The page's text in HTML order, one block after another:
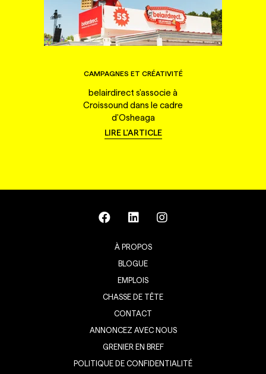
CAMPAGNES ET CRÉATIVITÉ
belairdirect s'associe à
Croissound dans le cadre
d'Osheaga
LIRE L'ARTICLE
À PROPOS
BLOGUE
EMPLOIS
CHASSE DE TÊTE
CONTACT
ANNONCEZ AVEC NOUS
GRENIER EN BREF
POLITIQUE DE CONFIDENTIALITÉ